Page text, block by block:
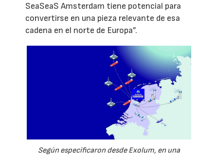
SeaSeaS Amsterdam tiene potencial para
convertirse en una pieza relevante de esa
cadena en el norte de Europa”.
Según especificaron desde Exolum, en una